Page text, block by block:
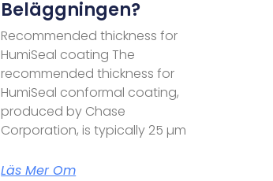
Beläggningen?
Recommended thickness for
HumiSeal coating The
recommended thickness for
HumiSeal conformal coating,
produced by Chase
Corporation, is typically 25 µm
Läs Mer Om